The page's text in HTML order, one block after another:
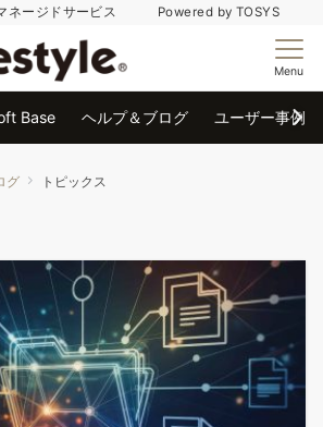
ネージドサービス Powered by TOSYS
Menu
Base ヘルプ＆ブログ ユーザー事例
グ トピックス